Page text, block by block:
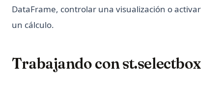
DataFrame, controlar una visualización o activar
un cálculo.
Trabajando con st.selectbox